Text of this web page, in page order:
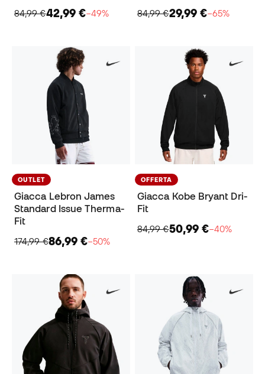
84,99 €42,99 €−49%
84,99 €29,99 €−65%
OUTLET
Giacca Lebron James
Standard Issue Therma-
Fit
174,99 €86,99 €−50%
OFFERTA
Giacca Kobe Bryant Dri-
Fit
84,99 €50,99 €−40%